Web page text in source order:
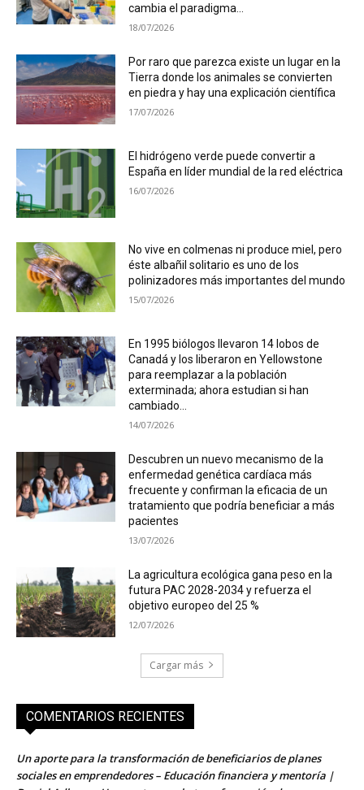
cambia el paradigma...
18/07/2026
Por raro que parezca existe un lugar en la
Tierra donde los animales se convierten
en piedra y hay una explicación científica
17/07/2026
El hidrógeno verde puede convertir a
España en líder mundial de la red eléctrica
16/07/2026
No vive en colmenas ni produce miel, pero
éste albañil solitario es uno de los
polinizadores más importantes del mundo
15/07/2026
En 1995 biólogos llevaron 14 lobos de
Canadá y los liberaron en Yellowstone
para reemplazar a la población
exterminada; ahora estudian si han
cambiado...
14/07/2026
Descubren un nuevo mecanismo de la
enfermedad genética cardíaca más
frecuente y confirman la eficacia de un
tratamiento que podría beneficiar a más
pacientes
13/07/2026
La agricultura ecológica gana peso en la
futura PAC 2028-2034 y refuerza el
objetivo europeo del 25 %
12/07/2026
Cargar más
COMENTARIOS RECIENTES
Un aporte para la transformación de beneficiarios de planes
sociales en emprendedores – Educación financiera y mentoría |